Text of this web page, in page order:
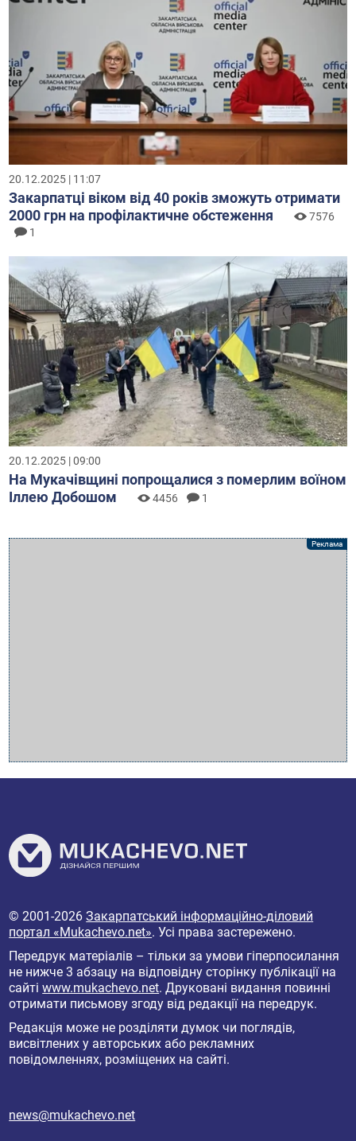
20.12.2025 | 11:07
Закарпатці віком від 40 років зможуть отримати
2000 грн на профілактичне обстеження
7576
1
20.12.2025 | 09:00
На Мукачівщині попрощалися з померлим воїном
Іллею Добошом
4456 1
© 2001-2026Закарпатський інформаційно-діловий
портал «Mukachevo.net». Усі права застережено.
Передрук матеріалів – тільки за умови гіперпосилання
не нижче 3 абзацу на відповідну сторінку публікації на
сайтіwww.mukachevo.net. Друковані видання повинні
отримати письмову згоду від редакції на передрук.
Редакція може не розділяти думок чи поглядів,
висвітлених у авторських або рекламних
повідомленнях, розміщених на сайті.
news@mukachevo.net